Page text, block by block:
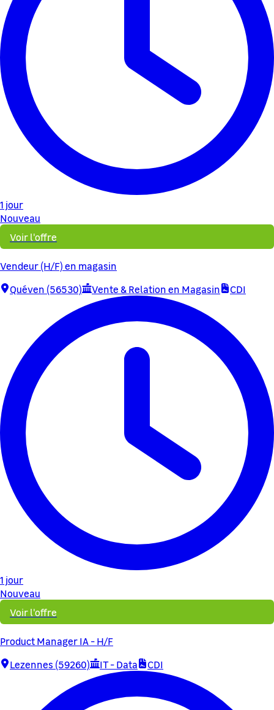
1 jour
Nouveau
Voir l'offre
Vendeur (H/F) en magasin
Quéven (56530)
Vente & Relation en Magasin CDI
1 jour
Nouveau
Voir l'offre
Product Manager IA - H/F
Lezennes (59260)
IT - Data CDI